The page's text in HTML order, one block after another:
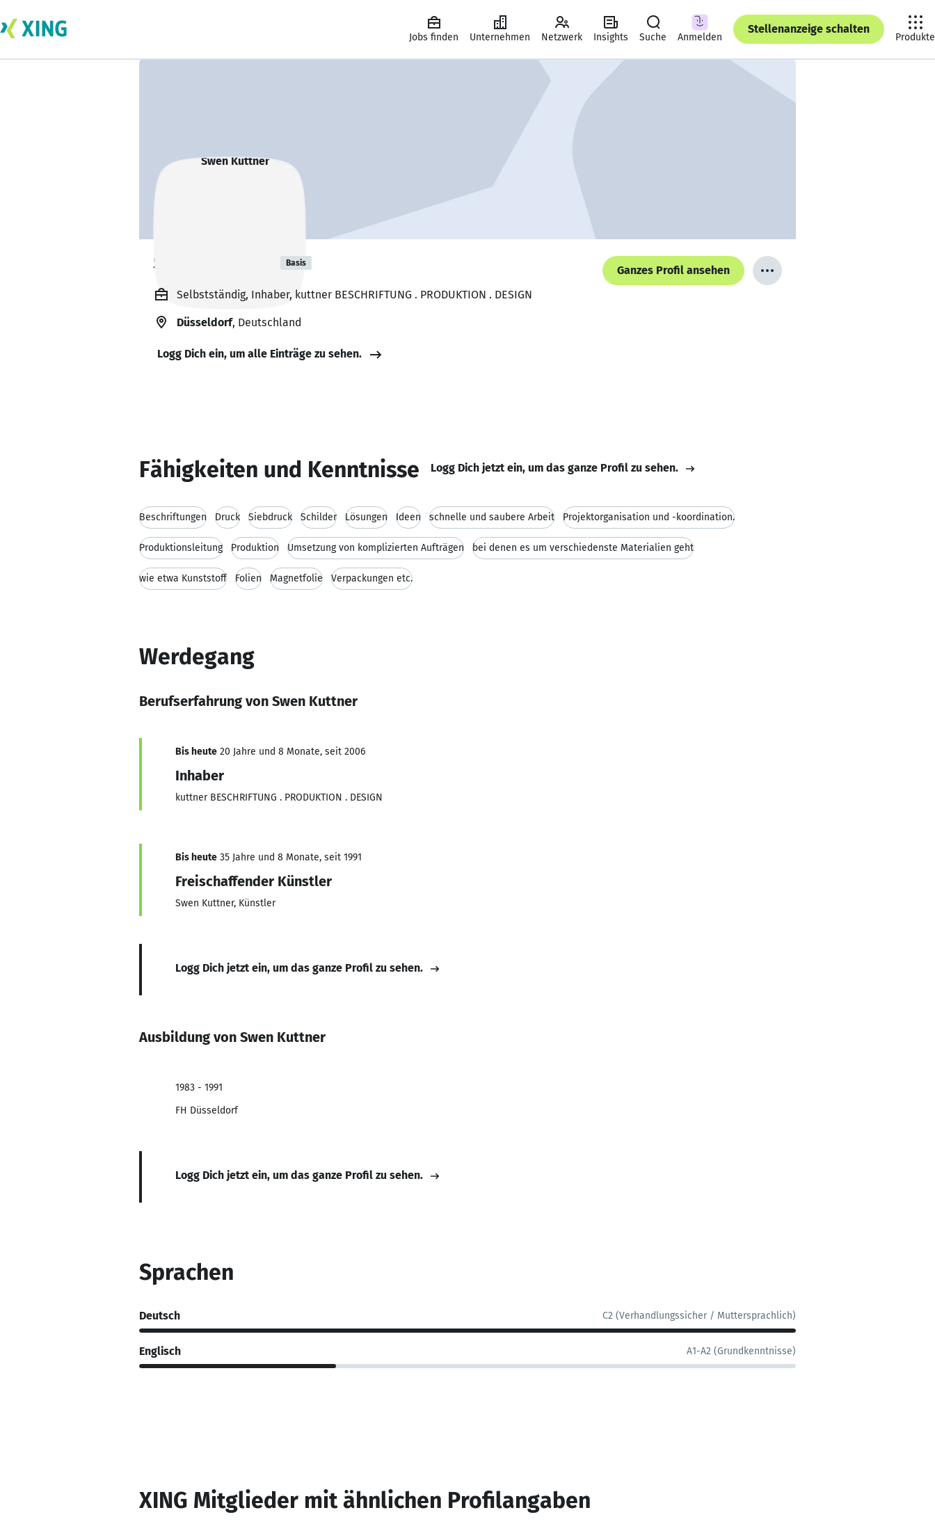
Jobs finden Unternehmen Netzwerk Insights Suche Anmelden
Stellenanzeige schalten
Produkte
Swen Kuttner Basis
Ganzes Profil ansehen
Selbstständig, Inhaber, kuttner BESCHRIFTUNG . PRODUKTION . DESIGN
Düsseldorf, Deutschland
Logg Dich ein, um alle Einträge zu sehen.
Fähigkeiten und Kenntnisse Logg Dich jetzt ein, um das ganze Profil zu sehen.
Beschriftungen Druck Siebdruck Schilder Lösungen Ideen schnelle und saubere Arbeit Projektorganisation und -koordination.
Produktionsleitung Produktion Umsetzung von komplizierten Aufträgen bei denen es um verschiedenste Materialien geht
wie etwa Kunststoff Folien Magnetfolie Verpackungen etc.
Werdegang
Berufserfahrung von Swen Kuttner
Bis heute 20 Jahre und 8 Monate, seit 2006
Inhaber
kuttner BESCHRIFTUNG . PRODUKTION . DESIGN
Bis heute 35 Jahre und 8 Monate, seit 1991
Freischaffender Künstler
Swen Kuttner, Künstler
Logg Dich jetzt ein, um das ganze Profil zu sehen.
Ausbildung von Swen Kuttner
1983 - 1991
FH Düsseldorf
Logg Dich jetzt ein, um das ganze Profil zu sehen.
Sprachen
Deutsch C2 (Verhandlungssicher / Muttersprachlich)
Englisch A1-A2 (Grundkenntnisse)
XING Mitglieder mit ähnlichen Profilangaben